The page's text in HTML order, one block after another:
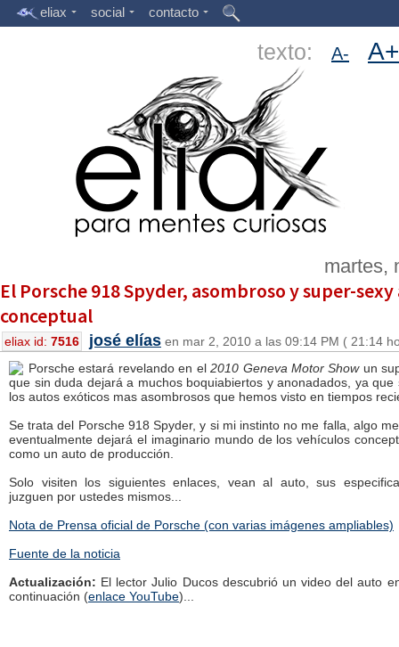
eliax social contacto
texto: A- A+
martes,
El Porsche 918 Spyder, asombroso y super-
conceptual
eliax id: 7516 josé elías en mar 2, 2010 a las 09:14 PM ( 21:14
Porsche estará revelando en el2010 Geneva Motor Showun
que sin duda dejará a muchos boquiabiertos y anonadados, ya
los autos exóticos mas asombrosos que hemos visto en tiempos
Se trata del Porsche 918 Spyder, y si mi instinto no me falla, algo
eventualmente dejará el imaginario mundo de los vehículos
como un auto de producción.
Solo visiten los siguientes enlaces, vean al auto, sus
juzguen por ustedes mismos...
Nota de Prensa oficial de Porsche (con varias imágenes ampliables)
Fuente de la noticia
Actualización: El lector Julio Ducos descubrió un video del auto
continuación (enlace YouTube)...